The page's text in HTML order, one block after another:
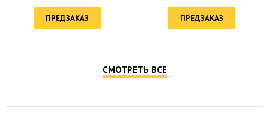
ПРЕДЗАКАЗ ПРЕДЗАКАЗ
СМОТРЕТЬ ВСЕ